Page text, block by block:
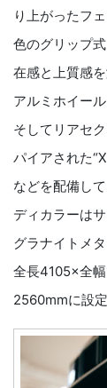
り上がったフ
色のグリップ
在感と上質感
アルミホイー
そしてリアセ
パイアされた
などを配備し
ディカラーは
グラナイトメ
全長4105×全
2560mmに設定